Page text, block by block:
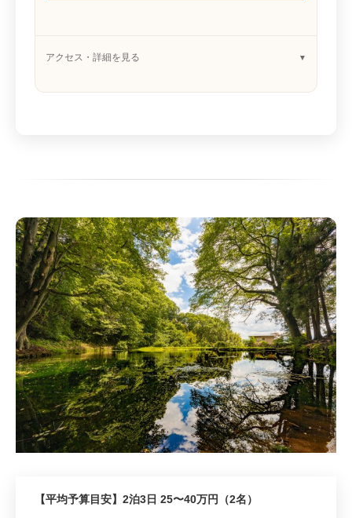
アクセス・詳細を見る
先輩花嫁おすすめ 3位
【平均予算目安】2泊3日 25〜40万円（2名）